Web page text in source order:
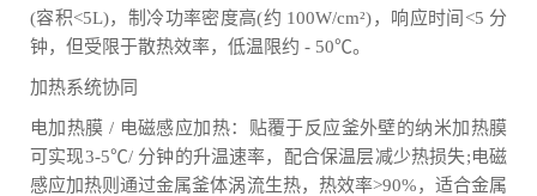
(容积<5L)，制冷功率密度高(约 100W/cm²)，响应时间<5 分
钟，但受限于散热效率，低温限约 - 50℃。
加热系统协同
电加热膜 / 电磁感应加热：贴覆于反应釜外壁的纳米加热膜
可实现3-5℃/ 分钟的升温速率，配合保温层减少热损失;电磁
感应加热则通过金属釜体涡流生热，热效率>90%，适合金属